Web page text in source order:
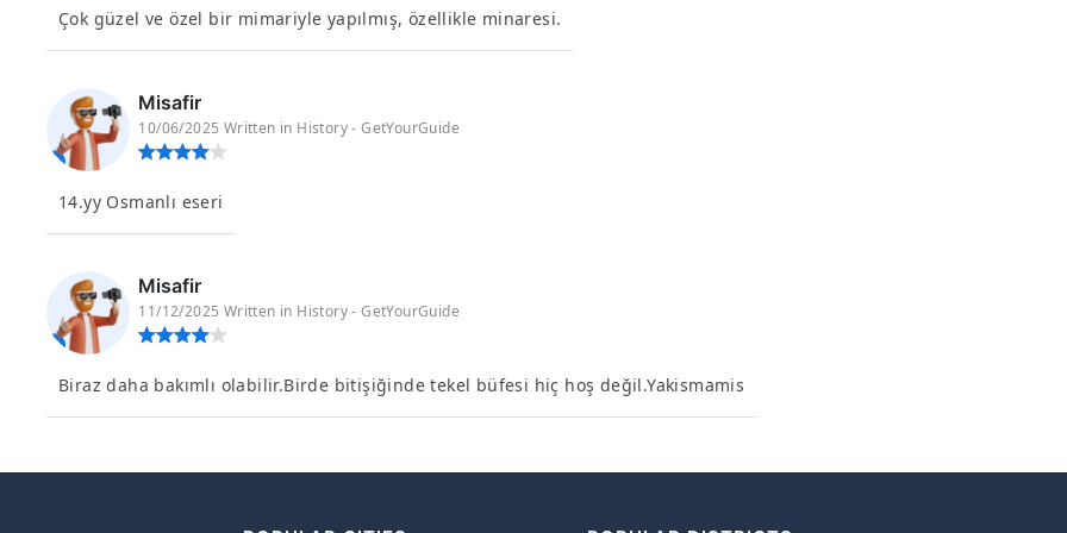
Çok güzel ve özel bir mimariyle yapılmış, özellikle minaresi.
Misafir
10/06/2025 Written in History - GetYourGuide
14.yy Osmanlı eseri
Misafir
11/12/2025 Written in History - GetYourGuide
Biraz daha bakımlı olabilir.Birde bitişiğinde tekel büfesi hiç hoş değil.Yakismamis